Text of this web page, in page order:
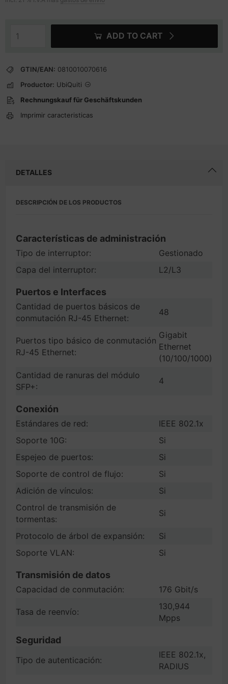
ADD TO CART
GTIN/EAN: 0810010070616
Productor: UbiQuiti
Rechnungskauf für Geschäftskunden
Imprimir caracteristicas
DETALLES
DESCRIPCIÓN DE LOS PRODUCTOS
Características de administración
Tipo de interruptor:
Gestionado
Capa del interruptor:
L2/L3
Puertos e Interfaces
Cantidad de puertos básicos de
conmutación RJ-45 Ethernet:
48
Puertos tipo básico de conmutación
RJ-45 Ethernet:
Gigabit
Ethernet
(10/100/1000)
Cantidad de ranuras del módulo
SFP+:
4
Conexión
Estándares de red:
IEEE 802.1x
Soporte 10G:
Si
Espejeo de puertos:
Si
Soporte de control de flujo:
Si
Adición de vínculos:
Si
Control de transmisión de
tormentas:
Si
Protocolo de árbol de expansión:
Si
Soporte VLAN:
Si
Transmisión de datos
Capacidad de conmutación: 176 Gbit/s
Tasa de reenvío:
130,944
Mpps
Seguridad
Tipo de autenticación:
IEEE 802.1x,
RADIUS